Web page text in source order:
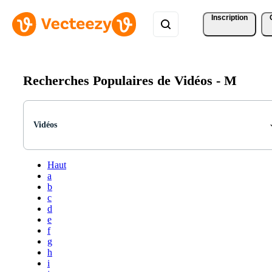
Inscription
Recherches Populaires de Vidéos - M
Vidéos
Haut
a
b
c
d
e
f
g
h
i